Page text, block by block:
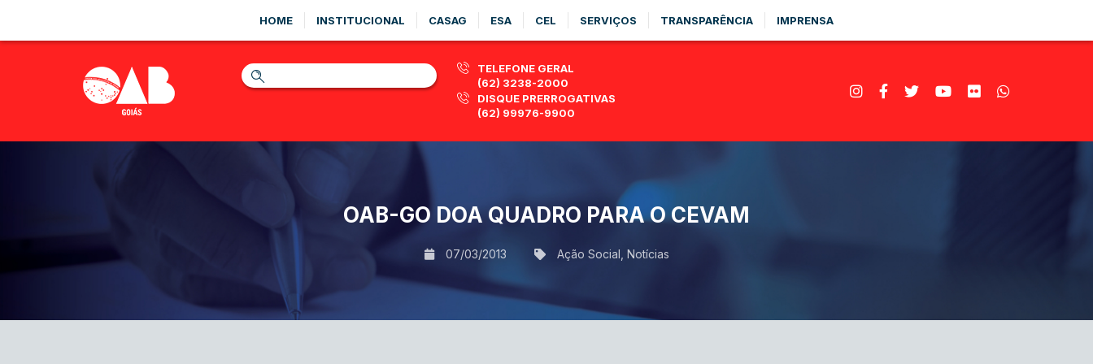
HOME INSTITUCIONAL CASAG ESA CEL SERVIÇOS TRANSPARÊNCIA IMPRENSA
TELEFONE GERAL
(62) 3238-2000
DISQUE PRERROGATIVAS
(62) 99976-9900
OAB-GO DOA QUADRO PARA O CEVAM
07/03/2013 Ação Social Notícias